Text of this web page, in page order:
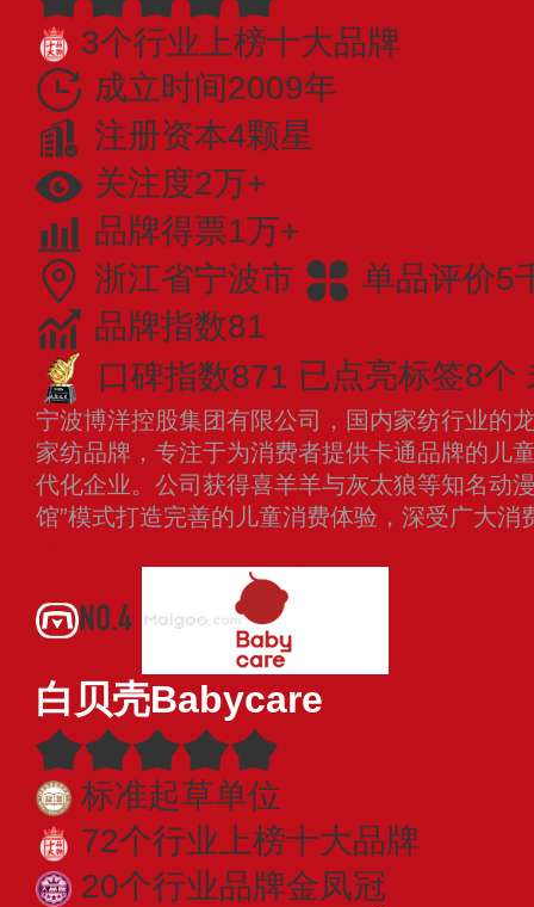
3个行业上榜十大品牌
成立时间2009年
注册资本4颗星
关注度2万+
品牌得票1万+
浙江省宁波市
单品评价5
品牌指数81
口碑指数871 已点亮标签8个
宁波博洋控股集团有限公司，国内家纺行业
家纺品牌，专注于为消费者提供卡通品牌的儿
代化企业。公司获得喜羊羊与灰太狼等知名动
馆”模式打造完善的儿童消费体验，深受广大
NO.4
白贝壳Babycare
标准起草单位
72个行业上榜十大品牌
20个行业品牌金凤冠